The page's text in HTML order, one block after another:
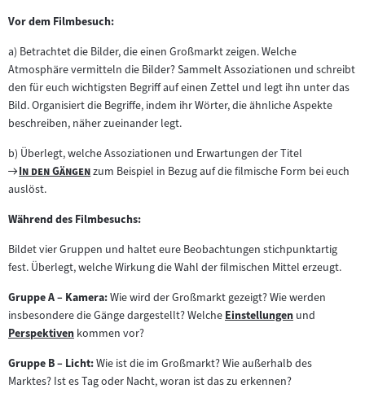
Vor dem Filmbesuch:
a) Betrachtet die Bilder, die einen Großmarkt zeigen. Welche
Atmosphäre vermitteln die Bilder? Sammelt Assoziationen und schreibt
den für euch wichtigsten Begriff auf einen Zettel und legt ihn unter das
Bild. Organisiert die Begriffe, indem ihr Wörter, die ähnliche Aspekte
beschreiben, näher zueinander legt.
b) Überlegt, welche Assoziationen und Erwartungen der Titel
Zum
Filmarchiv:
"
In den Gängen"zum Beispiel in Bezug auf die filmische Form bei euch
auslöst.
Während des Filmbesuchs:
Bildet vier Gruppen und haltet eure Beobachtungen stichpunktartig
fest. Überlegt, welche Wirkung die Wahl der filmischen Mittel erzeugt.
Gruppe A – Kamera:Wie wird der Großmarkt gezeigt? Wie werden
insbesondere die Gänge dargestellt? WelcheZum
Einstellungen und
Zum
Inhalt:
Perspektiven kommen vor?
Gruppe B – Licht:Wie ist die im Großmarkt? Wie außerhalb des
Marktes? Ist es Tag oder Nacht, woran ist das zu erkennen?